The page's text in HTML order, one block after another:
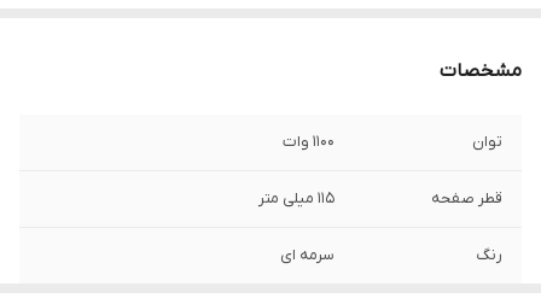
مشخصات
توان 1100 وات
قطر صفحه 115 میلی متر
رنگ سرمه ای